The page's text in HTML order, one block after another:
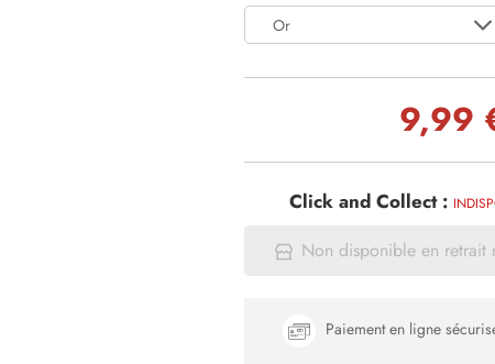
Or
9,99
Click and Collect :
Non disponible en retrait
Paiement en ligne